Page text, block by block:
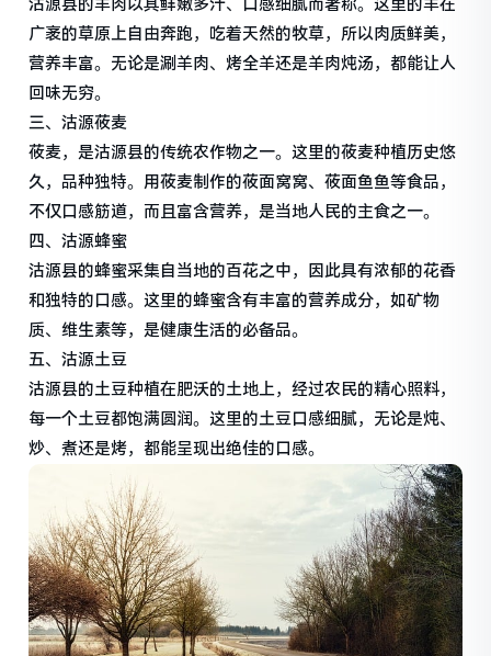
沽源县的羊肉以其鲜嫩多汁、口感细腻而著称。这里的羊在
广袤的草原上自由奔跑，吃着天然的牧草，所以肉质鲜美，
营养丰富。无论是涮羊肉、烤全羊还是羊肉炖汤，都能让人
回味无穷。
三、沽源莜麦
莜麦，是沽源县的传统农作物之一。这里的莜麦种植历史悠
久，品种独特。用莜麦制作的莜面窝窝、莜面鱼鱼等食品，
不仅口感筋道，而且富含营养，是当地人民的主食之一。
四、沽源蜂蜜
沽源县的蜂蜜采集自当地的百花之中，因此具有浓郁的花香
和独特的口感。这里的蜂蜜含有丰富的营养成分，如矿物
质、维生素等，是健康生活的必备品。
五、沽源土豆
沽源县的土豆种植在肥沃的土地上，经过农民的精心照料，
每一个土豆都饱满圆润。这里的土豆口感细腻，无论是炖、
炒、煮还是烤，都能呈现出绝佳的口感。